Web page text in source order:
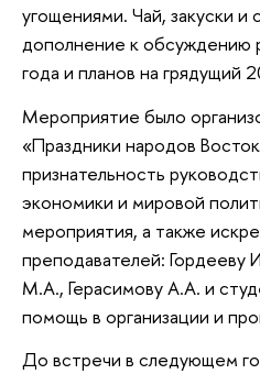
угощениями. Чай, закуски
дополнение к обсуждению
года и планов на грядущий
Мероприятие было
«Праздники народов
признательность
экономики и мировой
мероприятия, а также
преподавателей: Гордееву
М.А., Герасимову А.А. и
помощь в организации и
До встречи в следующем